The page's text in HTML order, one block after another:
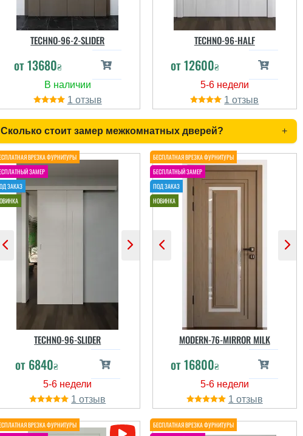
TECHNO-96-2-SLIDER
от13680₴
1
TECHNO-96-HALF
от12600₴
1
Сколько стоит замер межкомнатных дверей? +
TECHNO-96-SLIDER
от 6840₴
1
MODERN-76-MIRROR MILK
от16800₴
1